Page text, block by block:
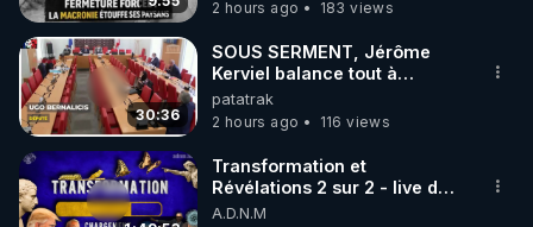
code : REGENERE10
▶ 30 jours gratuit sur l’application de méditation et
de bien-être ENVOL :
Rendez-vous sur https://www.envol.app/code
le code : REGENERE
2 hours ago
183 views
30:36
SOUS SERMENT, Jérôme
Kerviel balance tout à
l'Assemblée !
patatrak
2 hours ago
116 views
Transformation et
Révélations 2 sur 2 - live du
07/08/26
A.D.N.M